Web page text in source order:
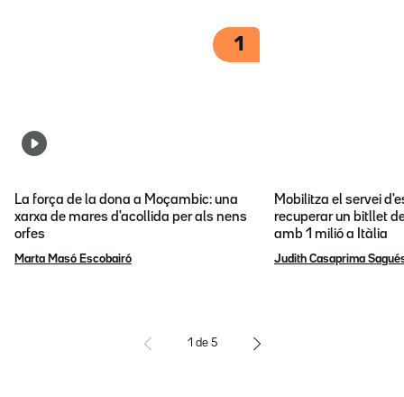
1
La força de la dona a Moçambic: una
xarxa de mares d'acollida per als nens
orfes
Marta Masó Escobairó
Mobilitza el servei
recuperar un bitllet
amb 1 milió a Itàlia
Judith Casaprima
1 de 5